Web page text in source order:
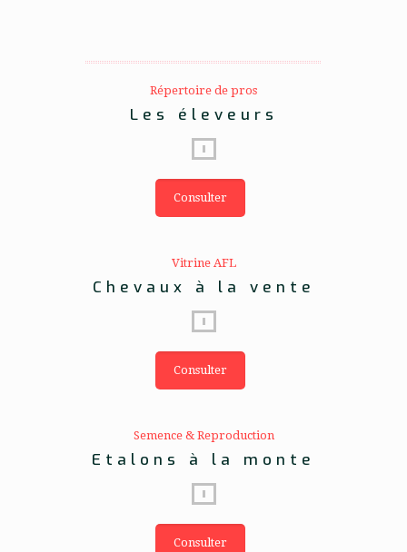
Répertoire de pros
Les éleveurs
Consulter
Vitrine AFL
Chevaux à la vente
Consulter
Semence & Reproduction
Etalons à la monte
Consulter